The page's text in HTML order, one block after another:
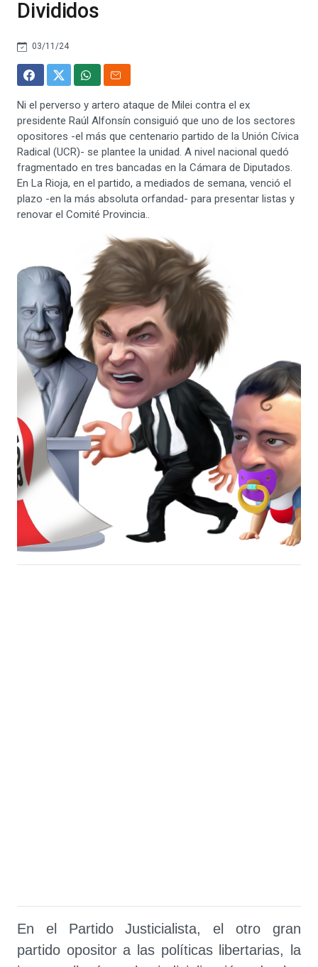
Divididos
03/11/24
Ni el perverso y artero ataque de Milei contra el ex
presidente Raúl Alfonsín consiguió que uno de los sectores
opositores -el más que centenario partido de la Unión Cívica
Radical (UCR)- se plantee la unidad. A nivel nacional quedó
fragmentado en tres bancadas en la Cámara de Diputados.
En La Rioja, en el partido, a mediados de semana, venció el
plazo -en la más absoluta orfandad- para presentar listas y
renovar el Comité Provincia..
En el Partido Justicialista, el otro gran
partido opositor a las políticas libertarias, la